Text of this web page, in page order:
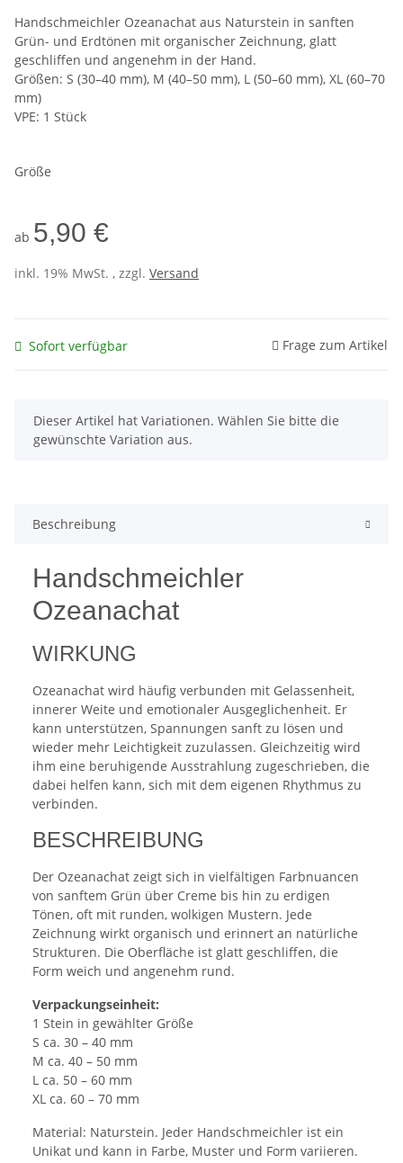
Handschmeichler Ozeanachat aus Naturstein in sanften
Grün- und Erdtönen mit organischer Zeichnung, glatt
geschliffen und angenehm in der Hand.
Größen: S (30–40 mm), M (40–50 mm), L (50–60 mm), XL (60–70
mm)
VPE: 1 Stück
Größe
ab 5,90 €
inkl. 19% MwSt. , zzgl. Versand
Sofort verfügbar Frage zum Artikel
x
Dieser Artikel hat Variationen. Wählen Sie bitte die
gewünschte Variation aus.
Beschreibung
Handschmeichler
Ozeanachat
WIRKUNG
Ozeanachat wird häufig verbunden mit Gelassenheit,
innerer Weite und emotionaler Ausgeglichenheit. Er
kann unterstützen, Spannungen sanft zu lösen und
wieder mehr Leichtigkeit zuzulassen. Gleichzeitig wird
ihm eine beruhigende Ausstrahlung zugeschrieben, die
dabei helfen kann, sich mit dem eigenen Rhythmus zu
verbinden.
BESCHREIBUNG
Der Ozeanachat zeigt sich in vielfältigen Farbnuancen
von sanftem Grün über Creme bis hin zu erdigen
Tönen, oft mit runden, wolkigen Mustern. Jede
Zeichnung wirkt organisch und erinnert an natürliche
Strukturen. Die Oberfläche ist glatt geschliffen, die
Form weich und angenehm rund.
Verpackungseinheit:
1 Stein in gewählter Größe
S ca. 30 – 40 mm
M ca. 40 – 50 mm
L ca. 50 – 60 mm
XL ca. 60 – 70 mm
Material: Naturstein. Jeder Handschmeichler ist ein
Unikat und kann in Farbe, Muster und Form variieren.